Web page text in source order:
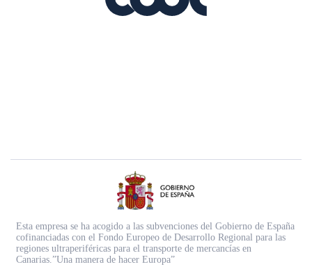
Esta empresa se ha acogido a las subvenciones del Gobierno de España
cofinanciadas con el Fondo Europeo de Desarrollo Regional para las
regiones ultraperiféricas para el transporte de mercancías en
Canarias.”Una manera de hacer Europa”